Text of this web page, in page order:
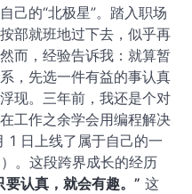
己的“北极星”。踏入职场
部就班地过下去，似乎再
而，经验告诉我：就算暂
，先选一件有益的事认真
现。三年前，我还是个对
工作之余学会用编程解决
日上线了属于自己的一
。这段跨界成长的经历
要认真，就会有趣。” 这